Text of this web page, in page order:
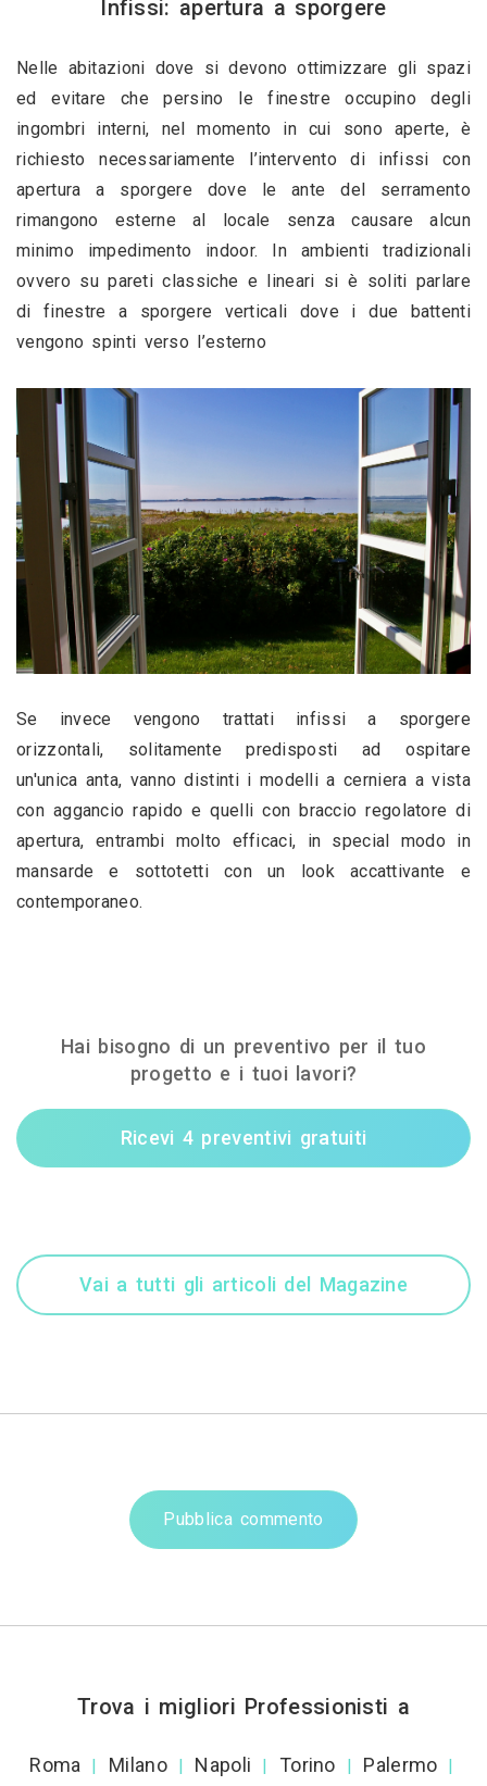
Infissi: apertura a sporgere
Nelle abitazioni dove si devono ottimizzare gli spazi
ed evitare che persino le finestre occupino degli
ingombri interni, nel momento in cui sono aperte, è
richiesto necessariamente l’intervento di infissi con
apertura a sporgere dove le ante del serramento
rimangono esterne al locale senza causare alcun
minimo impedimento indoor. In ambienti tradizionali
ovvero su pareti classiche e lineari si è soliti parlare
di finestre a sporgere verticali dove i due battenti
vengono spinti verso l’esterno
Se invece vengono trattati infissi a sporgere
orizzontali, solitamente predisposti ad ospitare
un'unica anta, vanno distinti i modelli a cerniera a vista
con aggancio rapido e quelli con braccio regolatore di
apertura, entrambi molto efficaci, in special modo in
mansarde e sottotetti con un look accattivante e
contemporaneo.
Hai bisogno di un preventivo per il tuo
progetto e i tuoi lavori?
Ricevi 4 preventivi gratuiti
Vai a tutti gli articoli del Magazine
Pubblica commento
Trova i migliori Professionisti a
Roma | Milano | Napoli | Torino | Palermo |